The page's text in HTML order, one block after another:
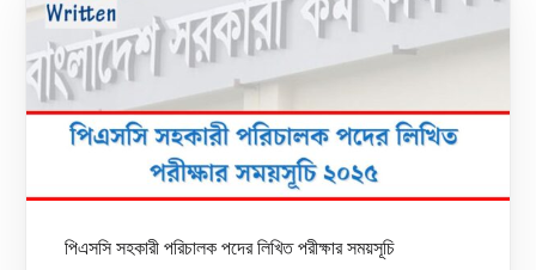
পিএসসি সহকারী পরিচালক পদের লিখিত পরীক্ষার সময়সূচি